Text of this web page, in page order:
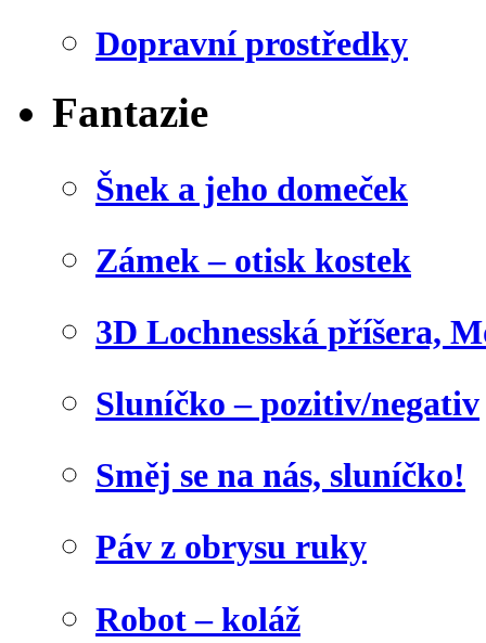
Dopravní prostředky
Fantazie
Šnek a jeho domeček
Zámek – otisk kostek
3D Lochnesská příšera,
Sluníčko – pozitiv/negativ
Směj se na nás, sluníčko!
Páv z obrysu ruky
Robot – koláž